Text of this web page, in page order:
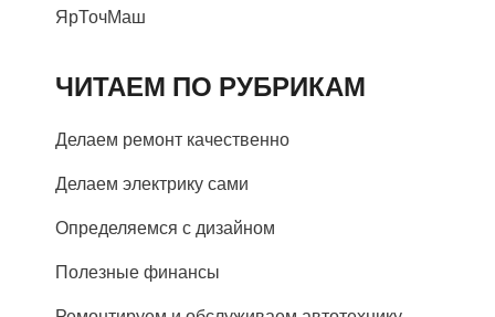
ЯрТочМаш
ЧИТАЕМ ПО РУБРИКАМ
Делаем ремонт качественно
Делаем электрику сами
Определяемся с дизайном
Полезные финансы